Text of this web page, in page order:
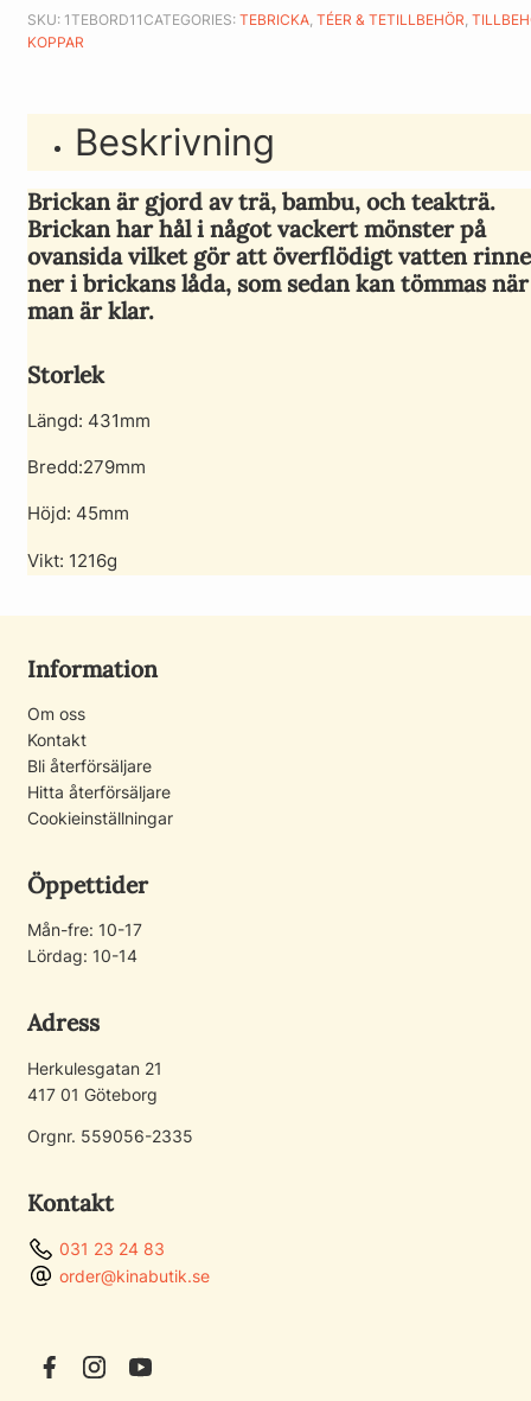
SKU: 1TEBORD11CATEGORIES: TEBRICKA, TÉER & TETILLBEHÖR
KOPPAR
Beskrivning
Brickan är gjord av trä, bambu, och teakträ.
Brickan har hål i något vackert mönster på
ovansida vilket gör att överflödigt vatten
ner i brickans låda, som sedan kan tömmas när
man är klar.
Storlek
Längd: 431mm
Bredd:279mm
Höjd: 45mm
Vikt: 1216g
Information
Om oss
Kontakt
Bli återförsäljare
Hitta återförsäljare
Cookieinställningar
Öppettider
Mån-fre: 10-17
Lördag: 10-14
Adress
Herkulesgatan 21
417 01 Göteborg
Orgnr. 559056-2335
Kontakt
031 23 24 83
order@kinabutik.se